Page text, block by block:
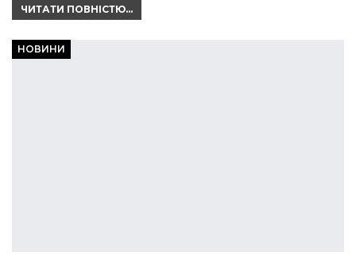
ЧИТАТИ ПОВНІСТЮ...
НОВИНИ